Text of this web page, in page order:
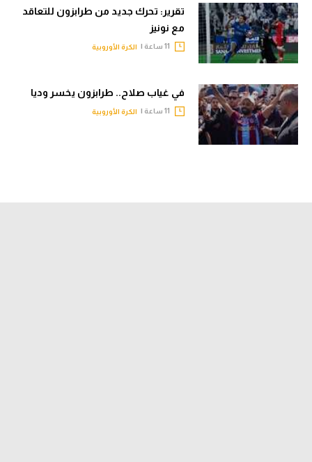
تقرير: تحرك جديد من طرابزون للتعاقد
مع نونيز
الكرة الأوروبية
في غياب صلاح.. طرابزون يخسر وديا
الكرة الأوروبية